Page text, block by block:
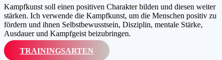
Kampfkunst soll einen positiven Charakter bilden und diesen weiter
stärken. Ich verwende die Kampfkunst, um die Menschen positiv zu
fördern und ihnen Selbstbewusstsein, Disziplin, mentale Stärke,
Ausdauer und Kampfgeist beizubringen.
TRAININGSARTEN